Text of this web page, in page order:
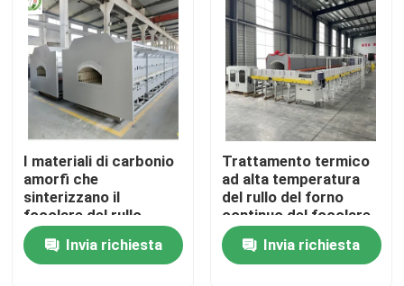
Casa
Prodotti
I materiali di carbonio
amorfi che
sinterizzano il
focolare del rullo
dell'atmosfera
dell'aria stufano
intelligente
Invia richiesta
Trattamento termico
ad alta temperatura
del rullo del forno
continuo del focolare
per Debinding e la
sinterizzazione della
ceramica
Invia richiesta